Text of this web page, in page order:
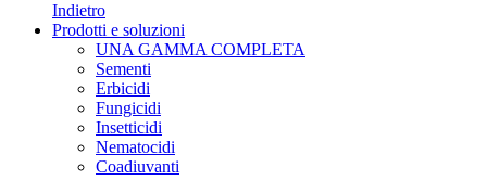
Indietro
Prodotti e soluzioni
UNA GAMMA COMPLETA
Sementi
Erbicidi
Fungicidi
Insetticidi
Nematocidi
Coadiuvanti